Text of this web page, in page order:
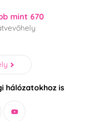
mint 670
hálózatokhoz is